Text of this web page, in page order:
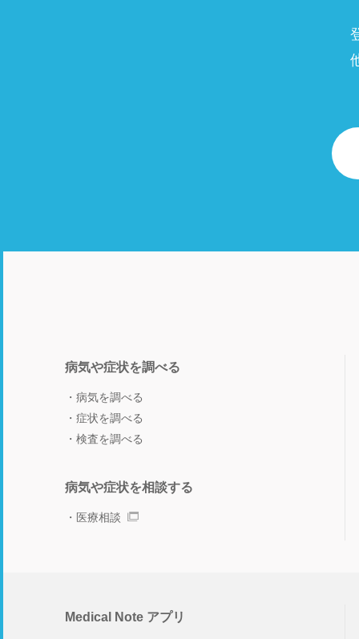
病気や症状を調べる
病気を調べる
症状を調べる
検査を調べる
病気や症状を相談する
医療相談
Medical Note アプリ